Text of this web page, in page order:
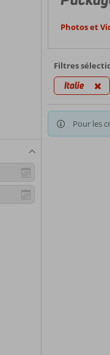
Photos et
Filtres
Italie
Pour les